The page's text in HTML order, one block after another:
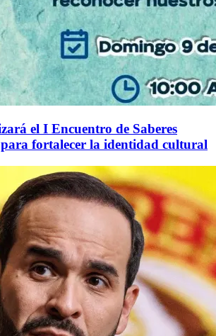
el I Encuentro de Saberes
fortalecer la identidad cultural